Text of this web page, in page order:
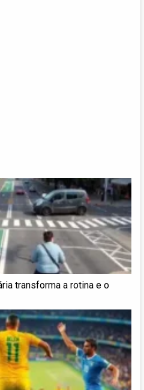
transforma a rotina e o